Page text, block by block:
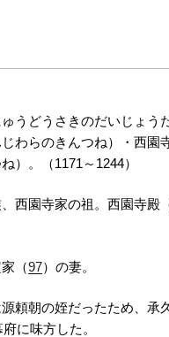
うどうさきのだいじょう
わらのきんつね）・西園
）。（1171～1244）
西園寺家の祖。西園寺殿
（97）の妻。
源頼朝の姪だったため、承
に味方した。